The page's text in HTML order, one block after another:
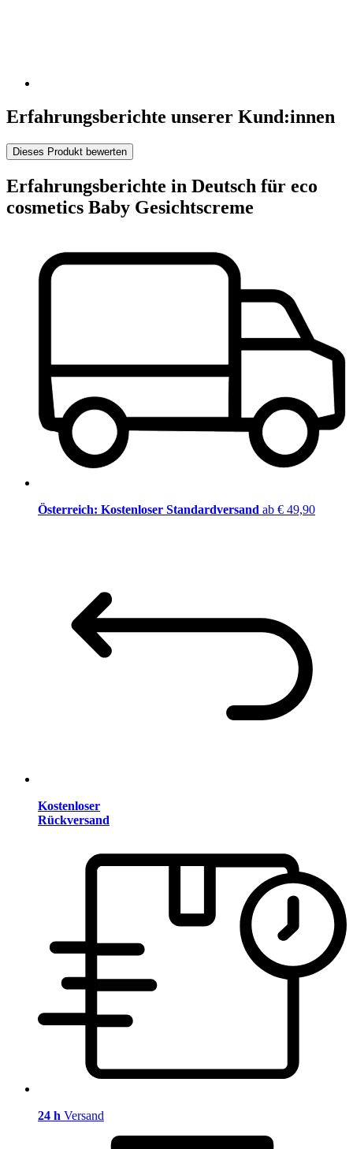
Erfahrungsberichte unserer Kund:innen
Dieses Produkt bewerten
Erfahrungsberichte in Deutsch für eco
cosmetics Baby Gesichtscreme
Österreich: Kostenloser Standardversand ab € 49,90
Kostenloser
Rückversand
24 h Versand